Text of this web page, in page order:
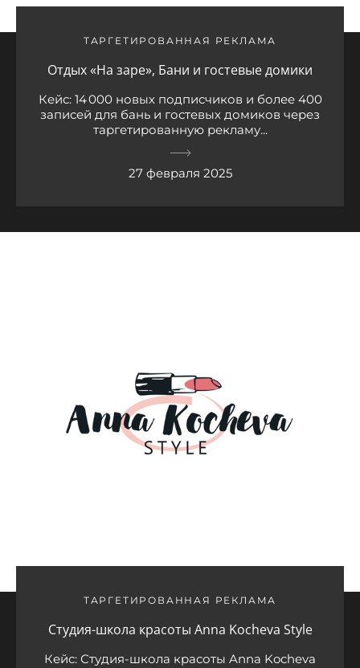
ТАРГЕТИРОВАННАЯ РЕКЛАМА
Отдых «На заре», Бани и гостевые домики
Кейс: 14 000 новых подписчиков и более 400
записей для бань и гостевых домиков через
таргетированную рекламу...
27 февраля 2025
ТАРГЕТИРОВАННАЯ РЕКЛАМА
Студия-школа красоты Anna Kocheva Style
Кейс: Студия-школа красоты Anna Kocheva